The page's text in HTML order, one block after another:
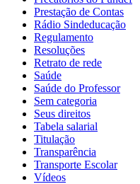
Prestação de Contas
Rádio Sindeducação
Regulamento
Resoluções
Retrato de rede
Saúde
Saúde do Professor
Sem categoria
Seus direitos
Tabela salarial
Titulação
Transparência
Transporte Escolar
Vídeos